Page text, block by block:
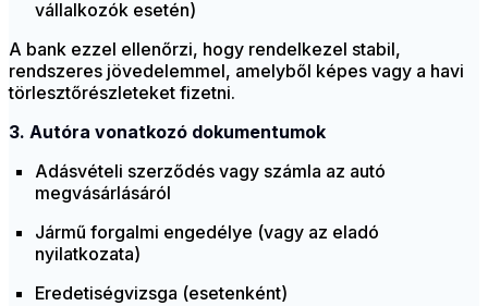
vállalkozók esetén)
A bank ezzel ellenőrzi, hogy rendelkezel stabil,
rendszeres jövedelemmel, amelyből képes vagy a havi
törlesztőrészleteket fizetni.
3. Autóra vonatkozó dokumentumok
Adásvételi szerződés vagy számla az autó
megvásárlásáról
Jármű forgalmi engedélye (vagy az eladó
nyilatkozata)
Eredetiségvizsga (esetenként)